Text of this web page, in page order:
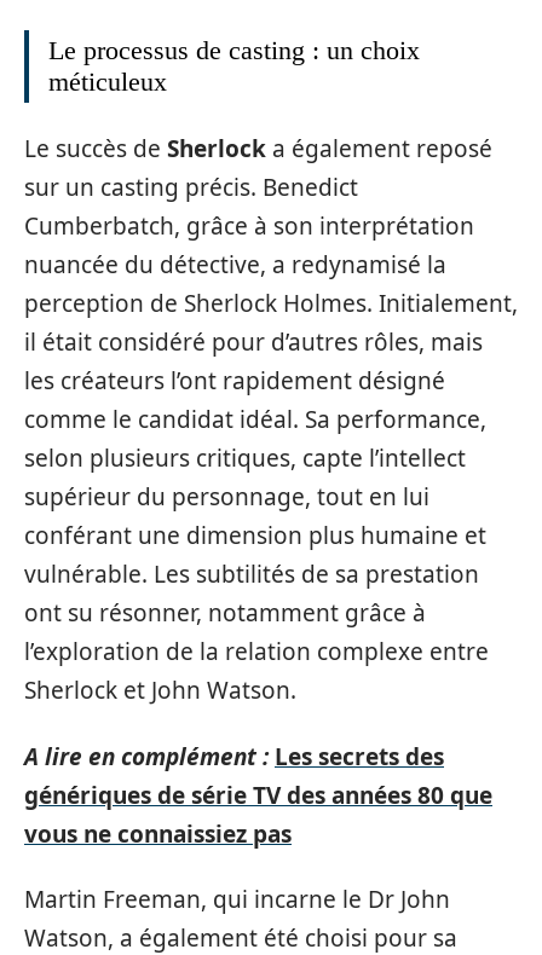
Le processus de casting : un choix
méticuleux
Le succès de Sherlock a également reposé
sur un casting précis. Benedict
Cumberbatch, grâce à son interprétation
nuancée du détective, a redynamisé la
perception de Sherlock Holmes. Initialement,
il était considéré pour d’autres rôles, mais
les créateurs l’ont rapidement désigné
comme le candidat idéal. Sa performance,
selon plusieurs critiques, capte l’intellect
supérieur du personnage, tout en lui
conférant une dimension plus humaine et
vulnérable. Les subtilités de sa prestation
ont su résonner, notamment grâce à
l’exploration de la relation complexe entre
Sherlock et John Watson.
A lire en complément : Les secrets des
génériques de série TV des années 80 que
vous ne connaissiez pas
Martin Freeman, qui incarne le Dr John
Watson, a également été choisi pour sa